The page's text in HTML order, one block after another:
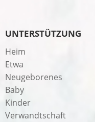
UNTERSTÜTZUNG
Heim
Etwa
Neugeborenes
Baby
Kinder
Verwandtschaft